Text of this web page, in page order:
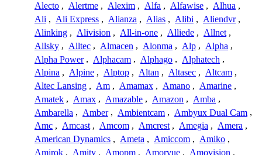
Alecto , Alertme , Alexim , Alfa , Alfawise , Alhua ,
Ali , Ali Express , Alianza , Alias , Alibi , Aliendvr ,
Alinking , Alivision , All-in-one , Alliede , Allnet ,
Allsky , Alltec , Almacen , Alonma , Alp , Alpha ,
Alpha Power , Alphacam , Alphago , Alphatech ,
Alpina , Alpine , Alptop , Altan , Altasec , Altcam ,
Altec Lansing , Am , Amamax , Amano , Amarine ,
Amatek , Amax , Amazable , Amazon , Amba ,
Ambarella , Amber , Ambientcam , Ambyux Dual Cam ,
Amc , Amcast , Amcom , Amcrest , Amegia , Amera ,
American Dynamics , Ameta , Amiccom , Amiko ,
Amirok , Amity , Amopm , Amorvue , Amovision ,